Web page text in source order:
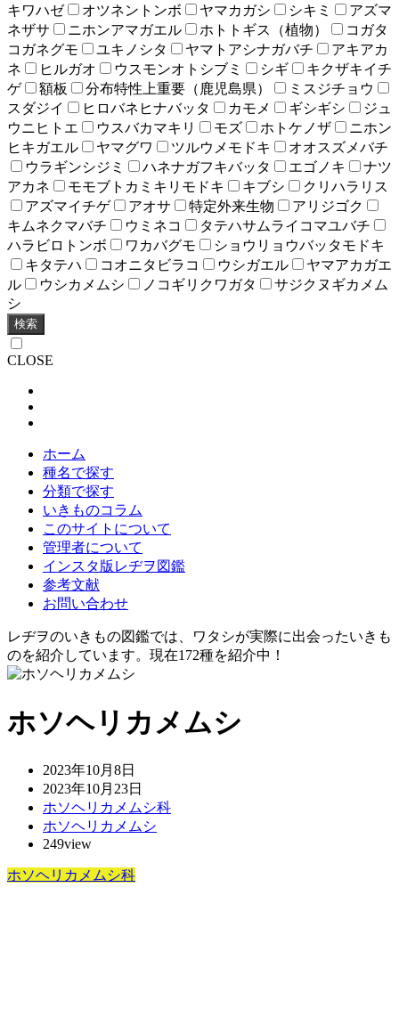
キワハゼ
オツネントンボ ヤマカガシ シキミ
アズマ
ネザサ
ニホンアマガエル ホトトギス（植物）
コガタ
コガネグモ
ユキノシタ ヤマトアシナガバチ
アキアカ
ネ
ヒルガオ ウスモンオトシブミ シギ
キクザキイチ
ゲ
額板 分布特性上重要（鹿児島県）
ミスジチョウ
スダジイ
ヒロバネヒナバッタ カモメ ギシギシ
ジュ
ウニヒトエ
ウスバカマキリ モズ ホトケノザ
ニホン
ヒキガエル
ヤマグワ ツルウメモドキ
オオスズメバチ
ウラギンシジミ
ハネナガフキバッタ エゴノキ
ナツ
アカネ
モモブトカミキリモドキ キブシ
クリハラリス
アズマイチゲ
アオサ 特定外来生物
アリジゴク
キムネクマバチ
ウミネコ
タテハサムライコマユバチ
ハラビロトンボ
ワカバグモ
ショウリョウバッタモドキ
キタテハ
コオニタビラコ ウシガエル
ヤマアカガエ
ル
ウシカメムシ ノコギリクワガタ
サジクヌギカメム
シ
検索
CLOSE
ホーム
種名で探す
分類で探す
いきものコラム
このサイトについて
管理者について
インスタ版レヂヲ図鑑
参考文献
お問い合わせ
レヂヲのいきもの図鑑では、ワタシが実際に出会ったいきも
のを紹介しています。現在172種を紹介中！
ホソヘリカメムシ
2023年10月8日
2023年10月23日
ホソヘリカメムシ科
ホソヘリカメムシ
249view
ホソヘリカメムシ科